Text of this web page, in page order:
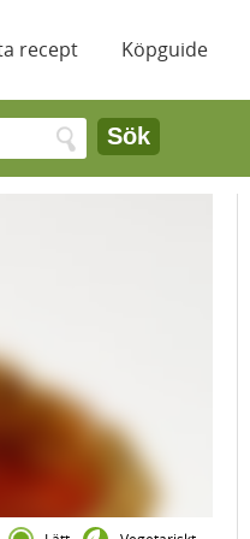
recept Köpguide
Sök